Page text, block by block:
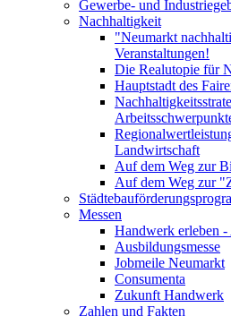
Gewerbe- und
Nachhaltigkeit
"Neumarkt
Veranstaltungen!
Die Realutopie für
Hauptstadt des
Landwirtschaft
Auf dem Weg zur
Auf dem Weg zur
Messen
Handwerk erleben -
Ausbildungsmesse
Jobmeile Neumarkt
Consumenta
Zukunft Handwerk
Zahlen und Fakten